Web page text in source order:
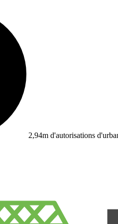
2,94m d'autorisations